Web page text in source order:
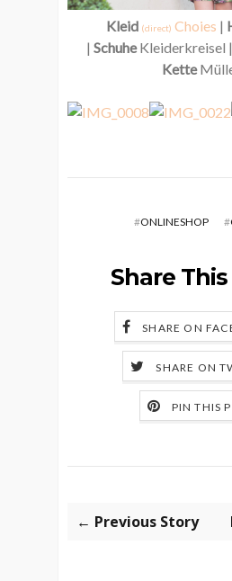
Kleid (direct) Choies |
| SchuheKleiderkreisel |
Kette
#ONLINESHOP #
Share
SHARE ON
SHARE ON
PIN THIS
← Previous Story